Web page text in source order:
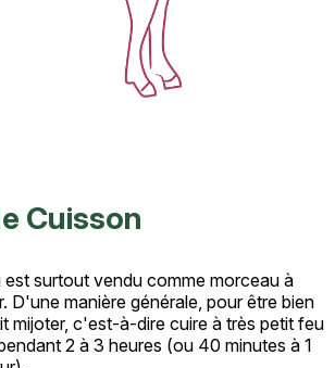
Cuisson
surtout vendu comme morceau à
D'une manière générale, pour être bien
mijoter, c'est-à-dire cuire à très petit feu
2 à 3 heures (ou 40 minutes à 1